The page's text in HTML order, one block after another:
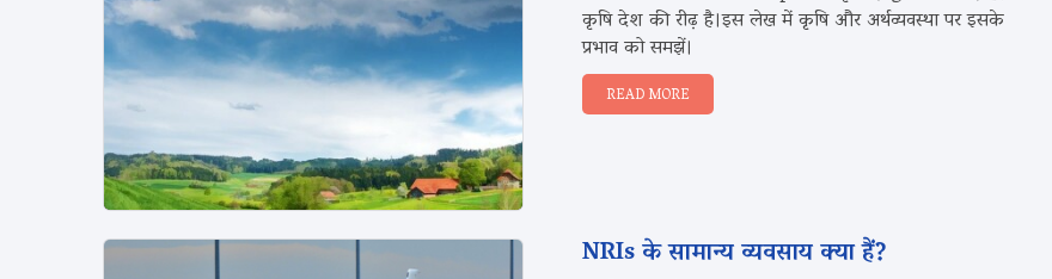
कृषि देश की रीढ़ है।इस लेख में कृषि और अर्थव्यवस्था पर इसके
प्रभाव को समझें।
READ MORE
NRIs के सामान्य व्यवसाय क्या हैं?